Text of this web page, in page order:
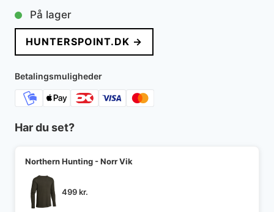
oprindelige
pris
var:
1.499 kr..
pris
er:
På lager
HUNTERSPOINT.DK →
Betalingsmuligheder
Har du set?
Northern Hunting - Norr Vik
499kr.